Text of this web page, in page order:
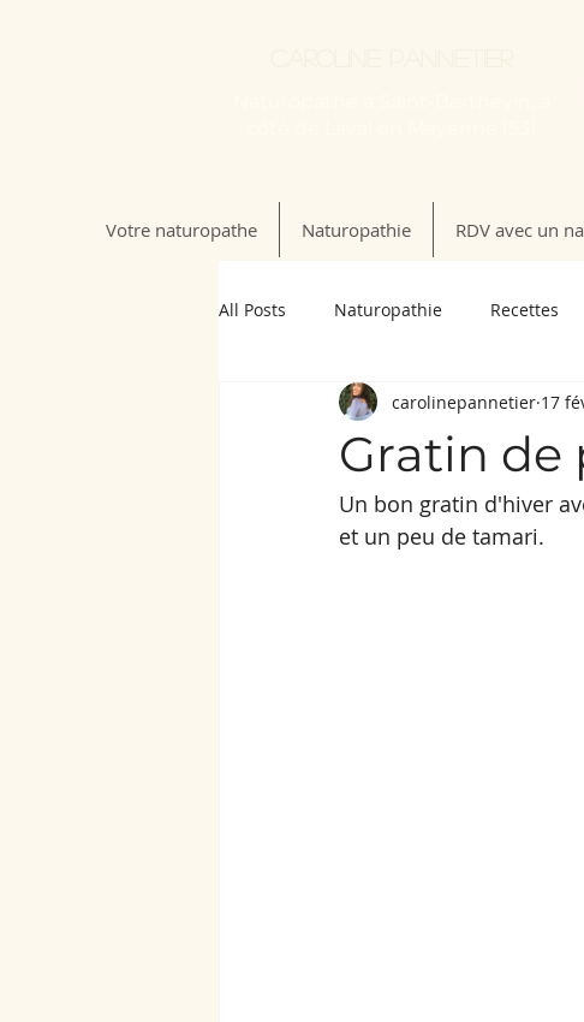
Votre naturopathe Naturopathie RDV avec un
All Posts Naturopathie Recettes
Gratin de
carolinepannetier 17
Un bon gratin d'hiver
et un peu de tamari.